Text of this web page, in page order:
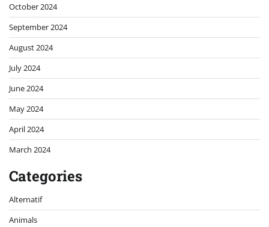
October 2024
September 2024
August 2024
July 2024
June 2024
May 2024
April 2024
March 2024
Categories
Alternatif
Animals